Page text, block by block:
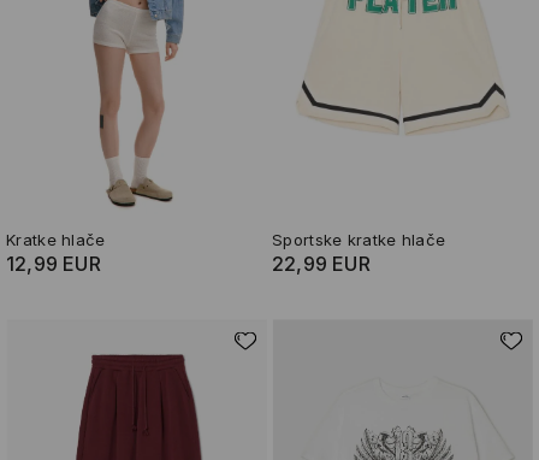
Kratke hlače
12,99 EUR
Sportske kratke hlače
22,99 EUR